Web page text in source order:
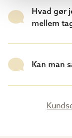
Hvad gør
mellem
Kan man